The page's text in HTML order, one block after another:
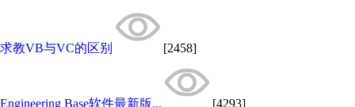
求教VB与VC的区别 [2458]
Engineering Base软件最新版... [4293]